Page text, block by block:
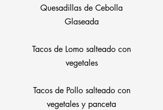
Quesadillas de Cebolla
Glaseada
Tacos de Lomo salteado con
vegetales
Tacos de Pollo salteado con
vegetales y panceta